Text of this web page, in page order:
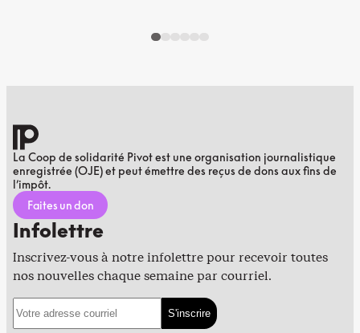
La Coop de solidarité Pivot est une organisation journalistique
enregistrée (OJE) et peut émettre des reçus de dons aux fins de
l’impôt.
Faites un don
Infolettre
Inscrivez-vous à notre infolettre pour recevoir toutes
nos nouvelles chaque semaine par courriel.